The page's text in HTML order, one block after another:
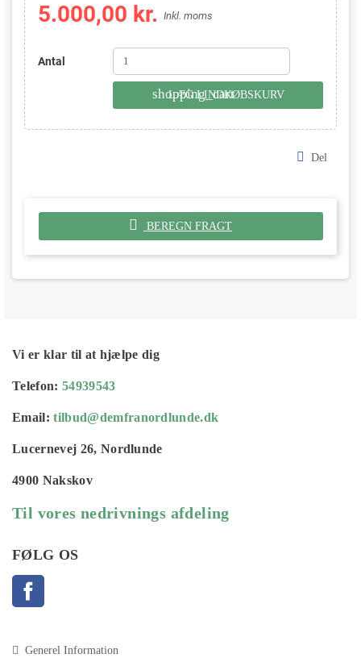
5.000,00 kr. Inkl. moms
Antal
shopping_cart
LÆG I INDKØBSKURV
Del
BEREGN FRAGT
Vi er klar til at hjælpe dig
Telefon: 54939543
Email:tilbud@demfranordlunde.dk
Lucernevej 26, Nordlunde
4900 Nakskov
Til vores nedrivnings afdeling
FØLG OS
Generel Information